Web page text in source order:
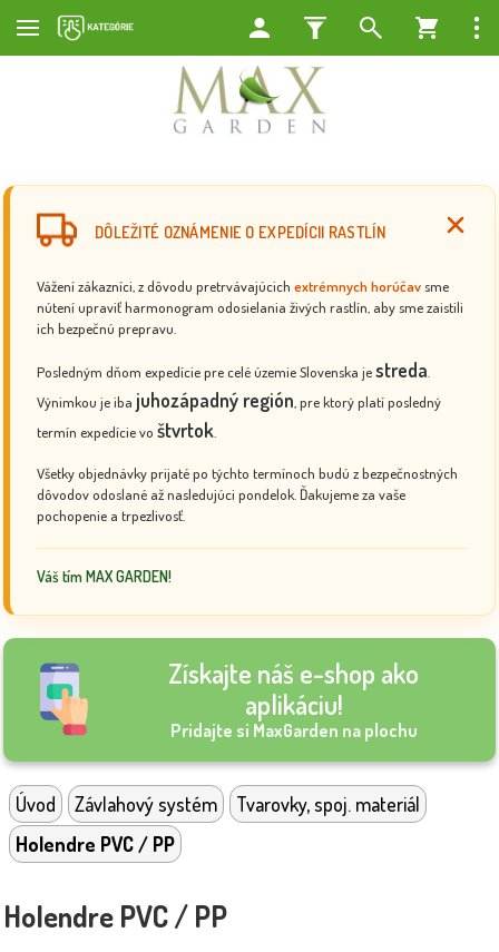
DÔLEŽITÉ OZNÁMENIE O EXPEDÍCII RASTLÍN
Vážení zákazníci, z dôvodu pretrvávajúcich extrémnych horúčav sme
nútení upraviť harmonogram odosielania živých rastlín, aby sme zaistili
ich bezpečnú prepravu.
Posledným dňom expedície pre celé územie Slovenska jestreda
Výnimkou je iba juhozápadný región , pre ktorý platí posledný
termín expedície vo štvrtok
Všetky objednávky prijaté po týchto termínoch budú z bezpečnostných
dôvodov odoslané až nasledujúci pondelok. Ďakujeme za vaše
pochopenie a trpezlivosť.
Váš tím MAX GARDEN!
Získajte náš e-shop ako
aplikáciu!
Pridajte si MaxGarden na plochu
Úvod Závlahový systém
Tvarovky, spoj. materiál
Holendre PVC / PP
Holendre PVC / PP